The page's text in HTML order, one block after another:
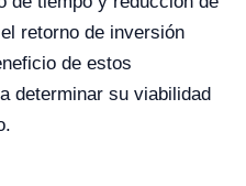
retorno de inversión
de estos
determinar su viabilidad